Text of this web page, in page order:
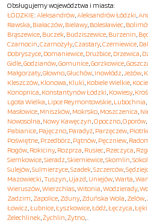
Obsługujemy województwa i miasta:
ŁÓDZKIE:Aleksandrów,Aleksandrów Łódzki,
Rawska, Białaczów, Bielawy, Bolesławiec,
Brąszewice, Buczek, Budziszewice, Burzenin,
Czarnocin,Czarnożyły,Czastary,Czerniewice,
Dobryszyce, Domaniewice, Drużbice, Drzewica,
Gidle,Godzianów,Gomunice,Gorzkowice,
Małgorzaty,Głowno,Głuchów, Inowłódz,Jeżów,
Kleszczów, Klonowa, Kluki, Kobiele Wielkie,
Konopnica, Konstantynów Łódzki, Kowiesy,
Lgota Wielka, Lipce Reymontowskie, Lubochnia,
Masłowice, Mniszków, Mokrsko, Moszczenica,
Nowosolna, Nowy Kawęczyn,Opoczno,Oporów,
Pabianice, Pajęczno, Paradyż, Parzęczew,
Poświętne, Przedbórz, Pątnów, Pęczniew,
Rogów, Rokiciny, Rozprza, Rusiec, Rzeczyca,
Siemkowice,Sieradz,Skierniewice,Skomlin,
Sulejów,Sulmierzyce,Szadek,Szczerców,
Mazowiecki,Tuszyn, Ujazd, Uniejów,Warta,
Wieruszów,Wierzchlas,Witonia,Wodzierady,
Zadzim, Zapolice, Zduny, Zduńska Wola, Zelów,
Łowicz,Łubnice,Łyszkowice,Łódź,Łęczyca,Łęki
Żelechlinek,Żychlin,Żytno, .